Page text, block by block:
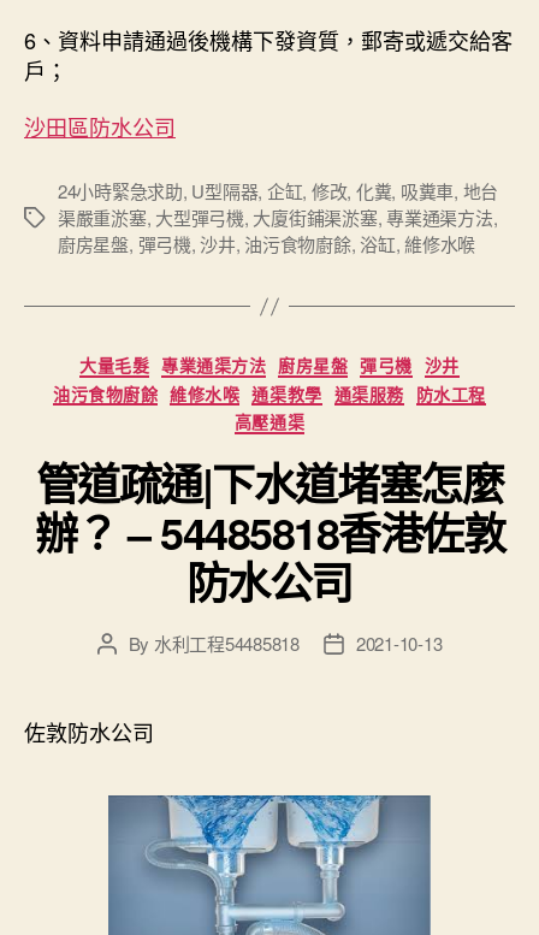
6、資料申請通過後機構下發資質，郵寄或遞交給客
戶；
沙田區防水公司
Tags
24小時緊急求助, U型隔器, 企缸, 修改, 化糞, 吸糞車, 地台
渠嚴重淤塞, 大型彈弓機, 大廈街鋪渠淤塞,專業通渠方法,
廚房星盤, 彈弓機,沙井, 油污食物廚餘, 浴缸,維修水喉
Categories
大量毛髮 專業通渠方法 廚房星盤 彈弓機 沙井
油污食物廚餘 維修水喉 通渠教學 通渠服務 防水工程
高壓通渠
管道疏通|下水道堵塞怎麼
辦？ – 54485818香港佐敦
防水公司
PostBy 水利工程54485818
Post2021-10-13
佐敦防水公司